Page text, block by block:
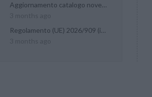
Aggiornamento catalogo novel...
Regolamento (UE) 2026/909 (im...